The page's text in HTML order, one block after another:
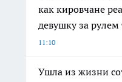
как кировчане
девушку за рулем
11:10
Ушла из жизни